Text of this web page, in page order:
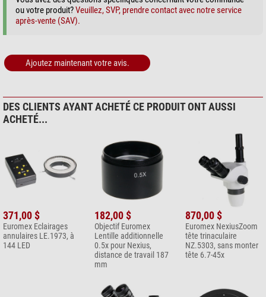
Entretien & Nettoyage > Autre (2)
6,90 $*
+ Afficher plus d'accessoires dans cette catégorie: 1
ou votre produit?Veuillez, SVP, prendre contact avec notre service
après-vente (SAV).
Ajoutez maintenant votre avis.
DES CLIENTS AYANT ACHETÉ CE PRODUIT ONT AUSSI
ACHETÉ...
371,00 $
Euromex Eclairages
annulaires LE.1973, à
144 LED
182,00 $
Objectif Euromex
Lentille additionnelle
0.5x pour Nexius,
distance de travail 187
mm
870,00 $
Euromex NexiusZoom
tête trinaculaire
NZ.5303, sans monter
tête 6.7-45x